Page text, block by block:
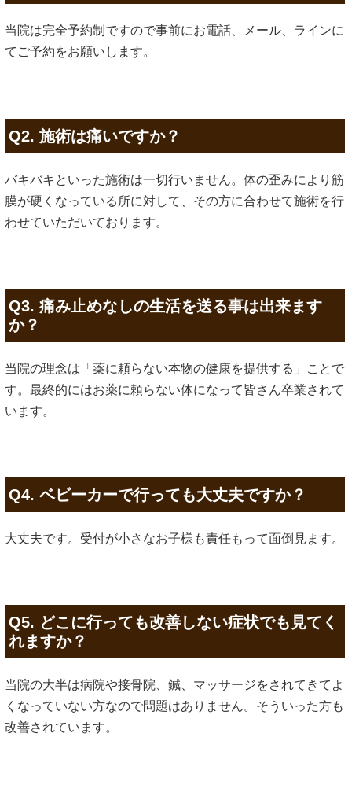
当院は完全予約制ですので事前にお電話、メール、ラインに
てご予約をお願いします。
Q2. 施術は痛いですか？
バキバキといった施術は一切行いません。体の歪みにより筋
膜が硬くなっている所に対して、その方に合わせて施術を行
わせていただいております。
Q3. 痛み止めなしの生活を送る事は出来ます
か？
当院の理念は「薬に頼らない本物の健康を提供する」ことで
す。最終的にはお薬に頼らない体になって皆さん卒業されて
います。
Q4. ベビーカーで行っても大丈夫ですか？
大丈夫です。受付が小さなお子様も責任もって面倒見ます。
Q5. どこに行っても改善しない症状でも見てく
れますか？
当院の大半は病院や接骨院、鍼、マッサージをされてきてよ
くなっていない方なので問題はありません。そういった方も
改善されています。